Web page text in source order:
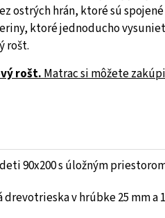
ostrých hrán, ktoré sú
ktoré jednoducho
rošt.
rošt.Matrac si môžete
90x200 s úložným
drevotrieska v hrúbke 25 mm a